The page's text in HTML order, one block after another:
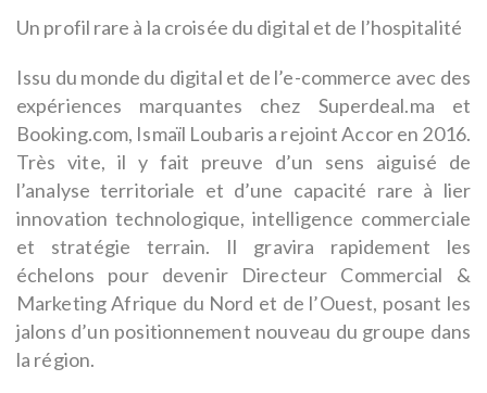
Un profil rare à la croisée du digital et de l’hospitalité
Issu du monde du digital et de l’e-commerce avec des
expériences marquantes chez Superdeal.ma et
Booking.com, Ismaïl Loubaris a rejoint Accor en 2016.
Très vite, il y fait preuve d’un sens aiguisé de
l’analyse territoriale et d’une capacité rare à lier
innovation technologique, intelligence commerciale
et stratégie terrain. Il gravira rapidement les
échelons pour devenir Directeur Commercial &
Marketing Afrique du Nord et de l’Ouest, posant les
jalons d’un positionnement nouveau du groupe dans
la région.